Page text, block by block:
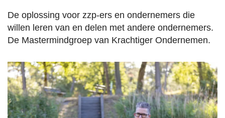
De oplossing voor zzp-ers en ondernemers die
willen leren van en delen met andere ondernemers.
De Mastermindgroep van Krachtiger Ondernemen.